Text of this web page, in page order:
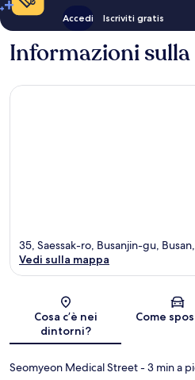
Accedi Iscriviti gratis
Informazioni sulla
35, Saessak-ro, Busanjin-gu,
Vedi sulla mappa
Cosa c’è nei
dintorni?
Come
Seomyeon Medical Street- 3 min a